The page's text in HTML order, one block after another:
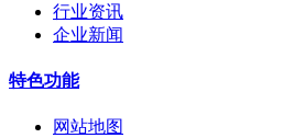
行业资讯
企业新闻
特色功能
网站地图